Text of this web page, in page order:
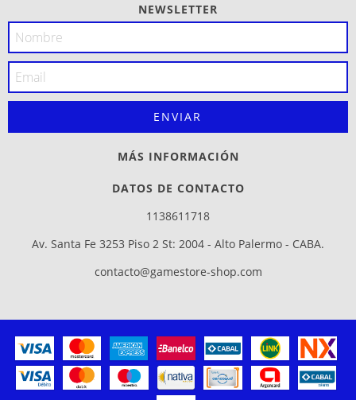
NEWSLETTER
MÁS INFORMACIÓN
DATOS DE CONTACTO
1138611718
Av. Santa Fe 3253 Piso 2 St: 2004 - Alto Palermo - CABA.
contacto@gamestore-shop.com